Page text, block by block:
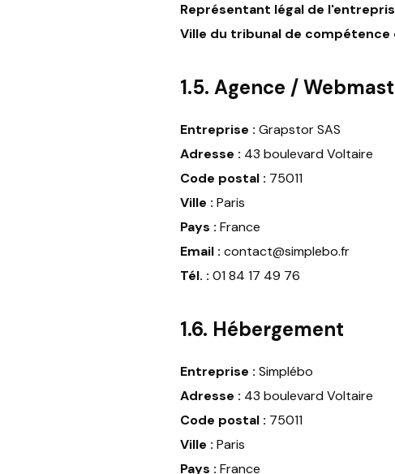
Représentant légal de
Ville du tribunal de compétence
1.5. Agence /
Entreprise : Grapstor SAS
Adresse : 43 boulevard Voltaire
Code postal : 75011
Ville : Paris
Pays : France
Email : contact@simplebo.fr
Tél. : 01 84 17 49 76
1.6. Hébergement
Entreprise : Simplébo
Adresse : 43 boulevard Voltaire
Code postal : 75011
Ville : Paris
Pays : France